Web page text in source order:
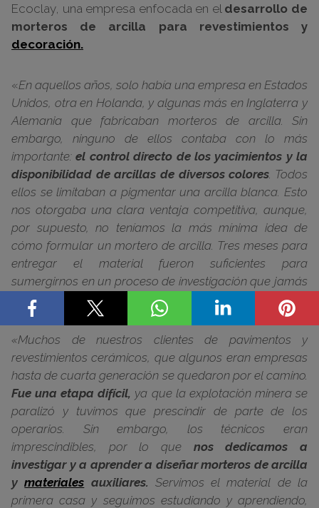
Ecoclay, una empresa enfocada en el desarrollo de
morteros de arcilla para revestimientos y
decoración.
«En aquellos años, solo había una empresa en Estados
Unidos, otra en Holanda, y algunas más en Inglaterra y
Alemania que fabricaban morteros de arcilla. Sin
embargo, ninguno de ellos contaba con lo más
importante:el control directo de los yacimientos y la
disponibilidad de arcillas de diversos colores. Todos
ellos se limitaban a pigmentar una arcilla blanca. Esto
nos otorgaba una clara ventaja competitiva, aunque,
por supuesto, no teníamos la más mínima idea de
cómo formular un mortero de arcilla. Tres meses para
entregar el material fueron suficientes para
sumergirnos en un proceso de investigación que jamás
imaginamos
«, señala con entusiasmo.
«Muchos de nuestros clientes de pavimentos y
revestimientos cerámicos, que algunos eran empresas
hasta de cuarta generación se quedaron por el camino.
Fue una etapa difícil, ya que la explotación minera se
paralizó y tuvimos que prescindir de parte de los
operarios. Sin embargo, los técnicos eran
imprescindibles, por lo que nos dedicamos a
investigar y a aprender a diseñar morteros de arcilla
ymateriales auxiliares. Servimos el material de la
primera casa y seguimos estudiando y aprendiendo,